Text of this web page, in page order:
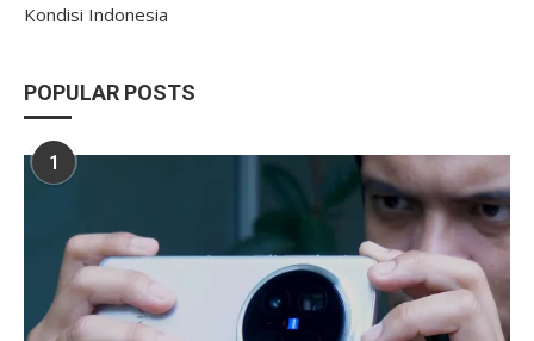
Kondisi Indonesia
POPULAR POSTS
1